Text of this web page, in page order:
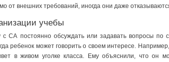
от внешних требований, иногда они даже
учебы
с СА постоянно обсуждать или задавать вопросы по
ребенок может говорить о своем интересе.
в живом уголке класса. Ему объяснили, что он